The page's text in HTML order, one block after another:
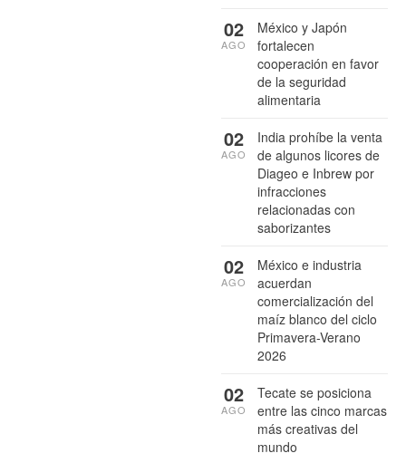
México y Japón
fortalecen
cooperación en favor
de la seguridad
alimentaria
02
AGO
India prohíbe la venta
de algunos licores de
Diageo e Inbrew por
infracciones
relacionadas con
saborizantes
02
AGO
México e industria
acuerdan
comercialización del
maíz blanco del ciclo
Primavera-Verano
2026
02
AGO
Tecate se posiciona
entre las cinco marcas
más creativas del
mundo
02
AGO